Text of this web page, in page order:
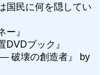
国民に何を隠してい
ー』
DVDブック』
破壊の創造者』 by